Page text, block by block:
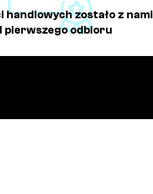
handlowych zostało z nami
pierwszego odbioru